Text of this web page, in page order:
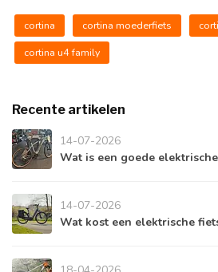
cortina cortina moederfiets
cortina u4 family
Recente artikelen
14-07-2026
Wat is een goede
14-07-2026
Wat kost een elektrische